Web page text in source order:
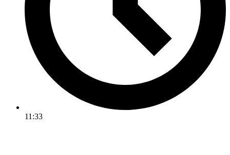
11:33